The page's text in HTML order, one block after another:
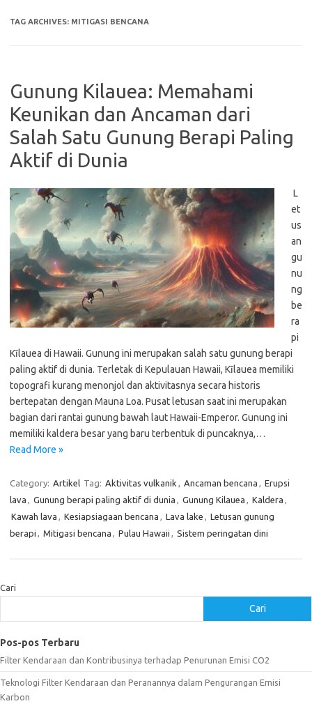
TAG ARCHIVES: MITIGASI BENCANA
Gunung Kilauea: Memahami
Keunikan dan Ancaman dari
Salah Satu Gunung Berapi Paling
Aktif di Dunia
L
et
us
an
gu
nu
ng
be
ra
pi
Kīlauea di Hawaii. Gunung ini merupakan salah satu gunung berapi
paling aktif di dunia. Terletak di Kepulauan Hawaii, Kīlauea memiliki
topografi kurang menonjol dan aktivitasnya secara historis
bertepatan dengan Mauna Loa. Pusat letusan saat ini merupakan
bagian dari rantai gunung bawah laut Hawaii-Emperor. Gunung ini
memiliki kaldera besar yang baru terbentuk di puncaknya,…
Read More »
Category: Artikel Tag: Aktivitas vulkanik , Ancaman bencana , Erupsi
lava , Gunung berapi paling aktif di dunia , Gunung Kilauea , Kaldera ,
Kawah lava , Kesiapsiagaan bencana , Lava lake , Letusan gunung
berapi , Mitigasi bencana , Pulau Hawaii , Sistem peringatan dini
Cari
Cari
Pos-pos Terbaru
Filter Kendaraan dan Kontribusinya terhadap Penurunan Emisi CO2
Teknologi Filter Kendaraan dan Peranannya dalam Pengurangan Emisi
Karbon